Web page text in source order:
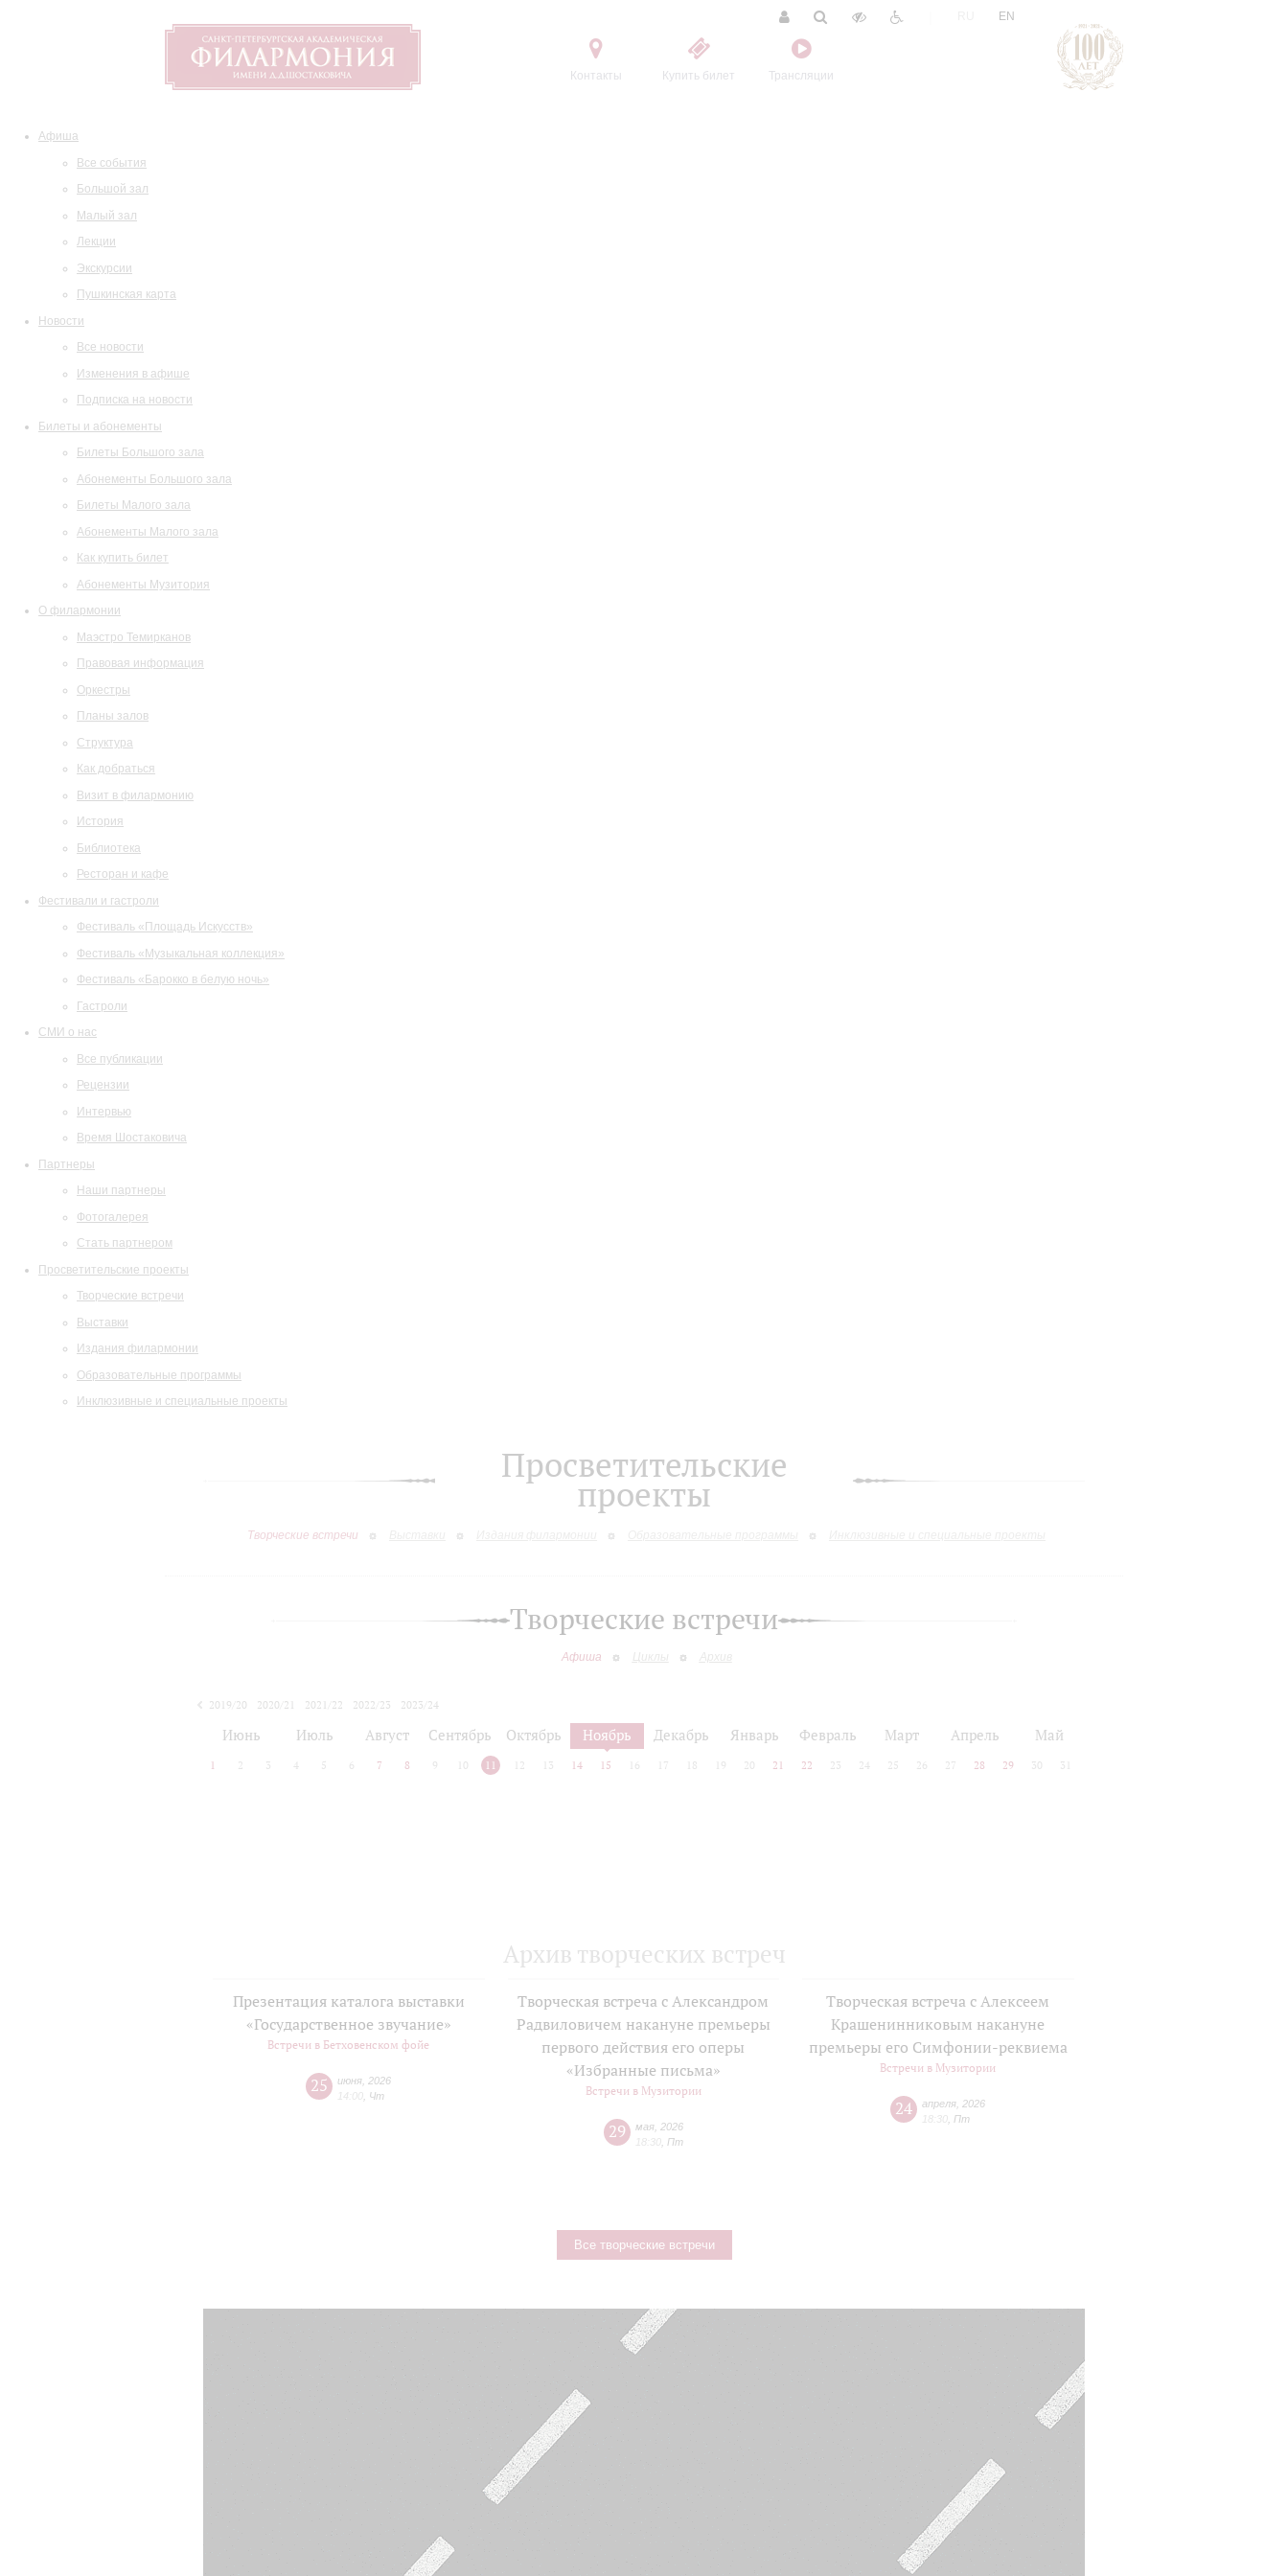
Контакты Купить билет Трансляции
EN
Афиша
Все события
Большой зал
Малый зал
Лекции
Экскурсии
Пушкинская карта
Новости
Все новости
Изменения в афише
Подписка на новости
Билеты и абонементы
Билеты Большого зала
Абонементы Большого зала
Билеты Малого зала
Абонементы Малого зала
Как купить билет
Абонементы Музитория
О филармонии
Маэстро Темирканов
Правовая информация
Оркестры
Планы залов
Структура
Как добраться
Визит в филармонию
История
Библиотека
Ресторан и кафе
Фестивали и гастроли
Фестиваль «Площадь Искусств»
Фестиваль «Музыкальная коллекция»
Фестиваль «Барокко в белую ночь»
Гастроли
СМИ о нас
Все публикации
Рецензии
Интервью
Время Шостаковича
Партнеры
Наши партнеры
Фотогалерея
Стать партнером
Просветительские проекты
Творческие встречи
Выставки
Издания филармонии
Образовательные программы
Инклюзивные и специальные проекты
Просветительские
проекты
Творческие встречи
Творческие встречи
Афиша Циклы Архив
2019/20 2020/21 2021/22 2022/23
2023/24
Июнь Июль Август Сентябрь Октябрь Ноябрь Декабрь Январь Февраль Март Апрель Май
1 2 3 4 5 6 7 8 9 10 11 12 13 14 15 16 17 18 19 20 21 22 23 24 25 26 27 28 29 30 31
Архив творческих встреч
Презентация каталога выставки
«Государственное звучание»
Встречи в Бетховенском фойе
25 июня 2026
14:00 Чт
Творческая встреча с Александром
Радвиловичем накануне премьеры
первого действия его оперы
«Избранные письма»
Встречи в Музитории
29 мая, 2026
18:30, Пт
Творческая встреча с Алексеем
Крашенинниковым накануне
премьеры его Симфонии-реквиема
Встречи в Музитории
24 апреля 2026
18:30 Пт
Все творческие встречи